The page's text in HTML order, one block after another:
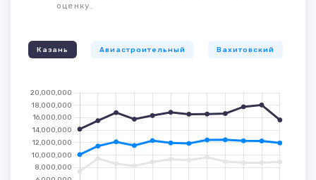
оценку.
Казань Авиастроительный Вахитовский